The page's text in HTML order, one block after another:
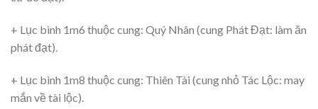
+ Lục bình 1m6 thuộc cung: Quý Nhân (cung Phát Đạt: làm ăn
phát đạt).
+ Lục bình 1m8 thuộc cung: Thiên Tài (cung nhỏ Tác Lộc: may
mắn về tài lộc).